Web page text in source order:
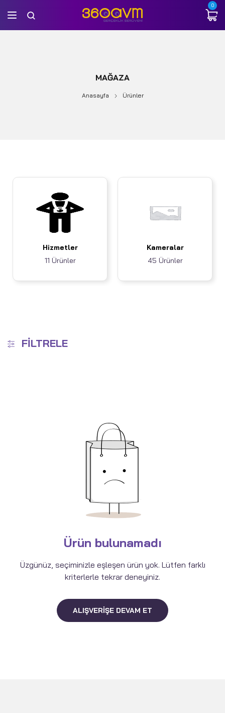
0
MAĞAZA
Anasayfa Ürünler
Hizmetler
11 Ürünler
Kameralar
45 Ürünler
FILTRELE
Ürün bulunamadı
Üzgünüz, seçiminizle eşleşen ürün yok. Lütfen farklı
kriterlerle tekrar deneyiniz.
ALIŞVERIŞE DEVAM ET